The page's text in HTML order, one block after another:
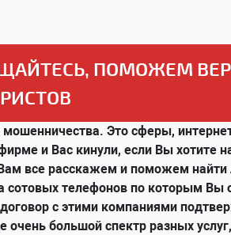
ПОМОЖЕМ
Это сферы,
и Вас кинули, если Вы хотите
все расскажем и поможем найти
сотовых телефонов по которым Вы
с этими компаниями
большой спектр разных